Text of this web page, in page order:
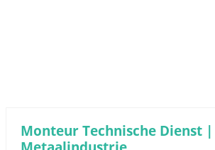
Monteur Technische Dienst